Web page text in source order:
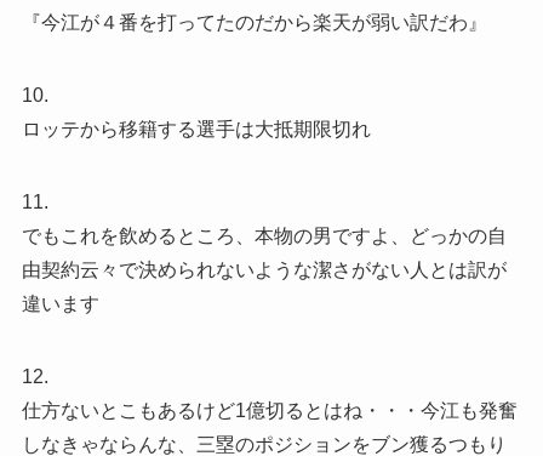
『今江が４番を打ってたのだから楽天が弱い訳だわ』
10.
ロッテから移籍する選手は大抵期限切れ
11.
でもこれを飲めるところ、本物の男ですよ、どっかの自
由契約云々で決められないような潔さがない人とは訳が
違います
12.
仕方ないとこもあるけど1億切るとはね・・・今江も発奮
しなきゃならんな、三塁のポジションをブン獲るつもり